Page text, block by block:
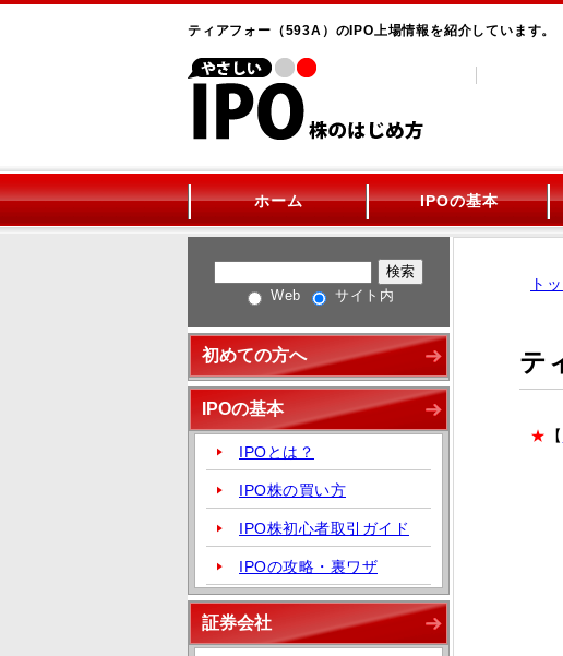
ティアフォー（593A）のIPO上場情報を紹介しています。
ホーム IPOの基本
Web サイト内
初めての方へ
IPOの基本
IPOとは？
IPO株の買い方
IPO株初心者取引ガイド
IPOの攻略・裏ワザ
証券会社
ト
テ
★ 【